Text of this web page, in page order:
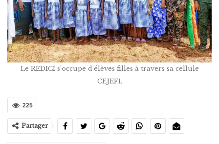
Le REDICI s'occupe d'élèves filles à travers sa cellule
CEJEFI.
225
Partager